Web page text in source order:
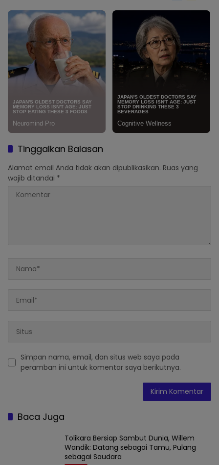
Tinggalkan Balasan
Alamat email Anda tidak akan dipublikasikan. Ruas yang
wajib ditandai *
Simpan nama, email, dan situs web saya pada
peramban ini untuk komentar saya berikutnya.
Baca Juga
Tolikara Bersiap Sambut Dunia, Willem
Wandik: Datang sebagai Tamu, Pulang
sebagai Saudara